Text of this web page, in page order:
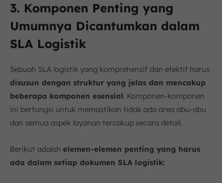
3. Komponen Penting yang
Umumnya Dicantumkan dalam
SLA Logistik
Sebuah SLA logistik yang komprehensif dan efektif harus
disusun dengan struktur yang jelas dan mencakup
beberapa komponen esensial. Komponen-komponen
ini berfungsi untuk memastikan tidak ada area abu-abu
dan semua aspek layanan tercakup secara detail.
Berikut adalah elemen-elemen penting yang harus
ada dalam setiap dokumen SLA logistik: